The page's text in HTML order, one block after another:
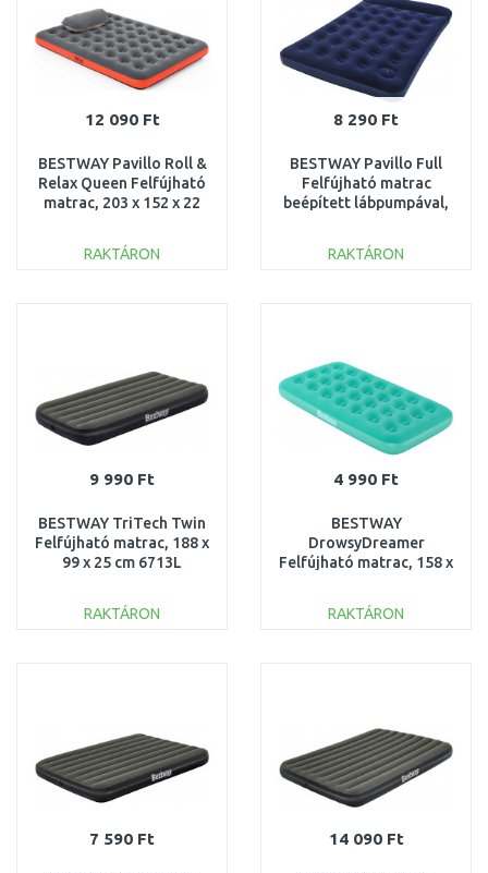
12 090 Ft
BESTWAY Pavillo Roll &
Relax Queen Felfújható
matrac, 203 x 152 x 22
RAKTÁRON
8 290 Ft
BESTWAY Pavillo Full
Felfújható matrac
beépített lábpumpával,
RAKTÁRON
9 990 Ft
BESTWAY TriTech Twin
Felfújható matrac, 188 x
99 x 25 cm 6713L
RAKTÁRON
4 990 Ft
BESTWAY
DrowsyDreamer
Felfújható matrac, 158 x
RAKTÁRON
7 590 Ft 14 090 Ft